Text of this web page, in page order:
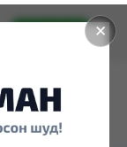
✕
Установить